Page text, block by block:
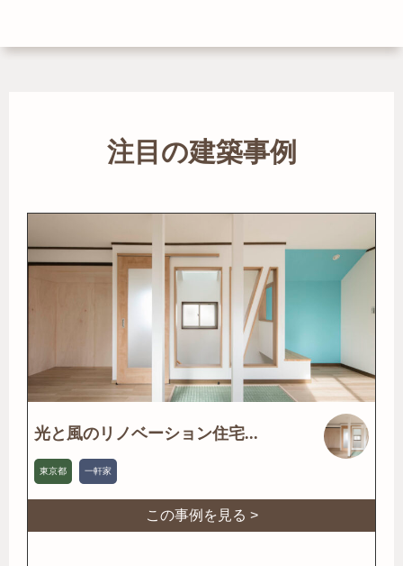
注目の建築事例
光と風のリノベーション住宅...
東京都 一軒家
この事例を見る >